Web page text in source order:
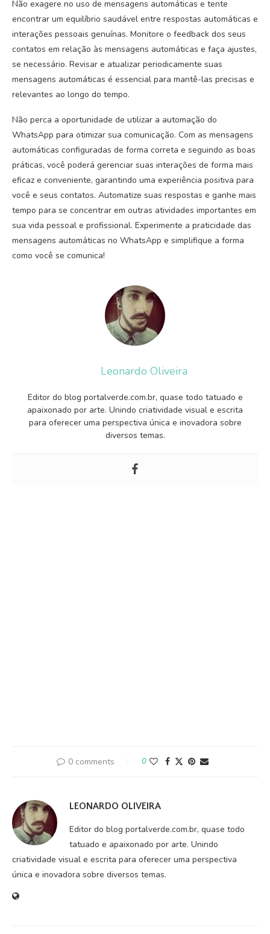
Não exagere no uso de mensagens automáticas e tente
encontrar um equilíbrio saudável entre respostas automáticas e
interações pessoais genuínas. Monitore o feedback dos seus
contatos em relação às mensagens automáticas e faça ajustes,
se necessário. Revisar e atualizar periodicamente suas
mensagens automáticas é essencial para mantê-las precisas e
relevantes ao longo do tempo.
Não perca a oportunidade de utilizar a automação do
WhatsApp para otimizar sua comunicação. Com as mensagens
automáticas configuradas de forma correta e seguindo as boas
práticas, você poderá gerenciar suas interações de forma mais
eficaz e conveniente, garantindo uma experiência positiva para
você e seus contatos. Automatize suas respostas e ganhe mais
tempo para se concentrar em outras atividades importantes em
sua vida pessoal e profissional. Experimente a praticidade das
mensagens automáticas no WhatsApp e simplifique a forma
como você se comunica!
Leonardo Oliveira
Editor do blog portalverde.com.br, quase todo tatuado e
apaixonado por arte. Unindo criatividade visual e escrita
para oferecer uma perspectiva única e inovadora sobre
diversos temas.
0 comments 0
LEONARDO OLIVEIRA
Editor do blog portalverde.com.br, quase todo
tatuado e apaixonado por arte. Unindo
criatividade visual e escrita para oferecer uma perspectiva
única e inovadora sobre diversos temas.